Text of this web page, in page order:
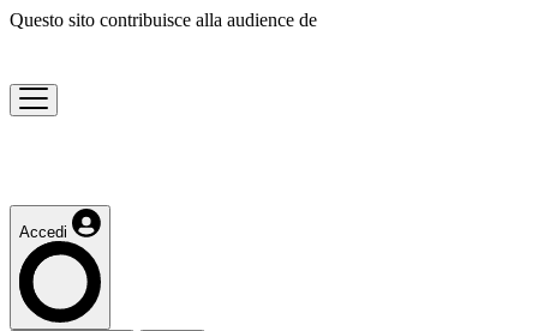
Questo sito contribuisce alla audience de
Accedi